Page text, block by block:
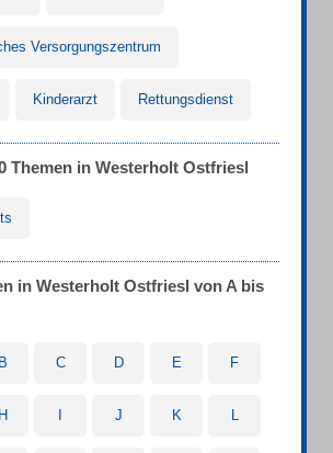
Versorgungszentrum
Kinderarzt Rettungsdienst
Themen in Westerholt Ostfriesl
in Westerholt Ostfriesl von A bis
B C D E F
H J K L